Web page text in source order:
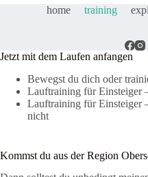
home training
Jetzt mit dem Laufen anfangen
Bewegst du dich oder
Lauftraining für Einsteiger
Lauftraining für Einsteiger
nicht
Kommst du aus der Region